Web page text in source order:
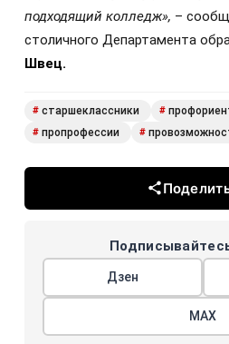
подходящий колледж», –
столичного Департамента
Швец.
# старшеклассники #
# пропрофессии #
Дзен
МАХ